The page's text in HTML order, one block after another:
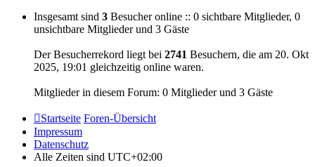
Insgesamt sind 3 Besucher online :: 0 sichtbare Mitglieder, 0
unsichtbare Mitglieder und 3 Gäste
Der Besucherrekord liegt bei 2741 Besuchern, die am 20. Okt
2025, 19:01 gleichzeitig online waren.
Mitglieder in diesem Forum: 0 Mitglieder und 3 Gäste
Startseite Foren-Übersicht
Impressum
Datenschutz
Alle Zeiten sind UTC+02:00